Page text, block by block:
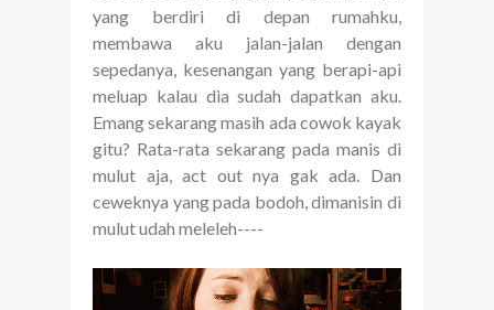
yang berdiri di depan rumahku,
membawa aku jalan-jalan dengan
sepedanya, kesenangan yang berapi-api
meluap kalau dia sudah dapatkan aku.
Emang sekarang masih ada cowok kayak
gitu? Rata-rata sekarang pada manis di
mulut aja, act out nya gak ada. Dan
ceweknya yang pada bodoh, dimanisin di
mulut udah meleleh----